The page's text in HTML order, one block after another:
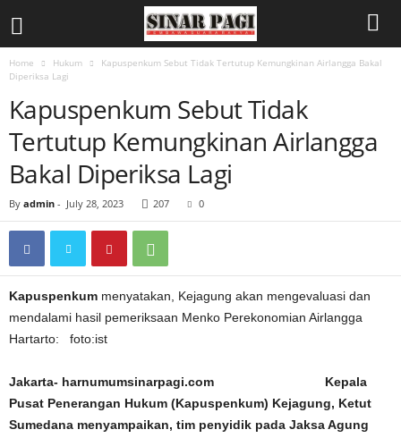
Home Hukum
Kapuspenkum Sebut Tidak Tertutup Kemungkinan Airlangga Bakal
Diperiksa Lagi
Kapuspenkum Sebut Tidak
Tertutup Kemungkinan Airlangga
Bakal Diperiksa Lagi
By admin - July 28, 2023 207 0
Kapuspenkum menyatakan, Kejagung akan mengevaluasi dan
mendalami hasil pemeriksaan Menko Perekonomian Airlangga
Hartarto: foto:ist
Jakarta- harnumumsinarpagi.com Kepala
Pusat Penerangan Hukum (Kapuspenkum) Kejagung, Ketut
Sumedana menyampaikan, tim penyidik pada Jaksa Agung